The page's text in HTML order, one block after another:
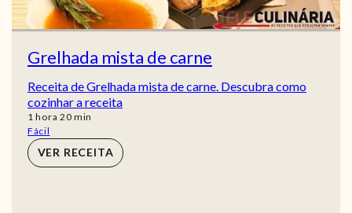
Grelhada mista de carne
Receita de Grelhada mista de carne. Descubra como
cozinhar a receita
1 hora
hora 20min
min
Fácil
VER RECEITA